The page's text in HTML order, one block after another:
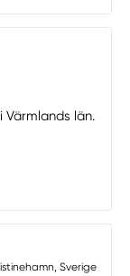
län.
Sverige